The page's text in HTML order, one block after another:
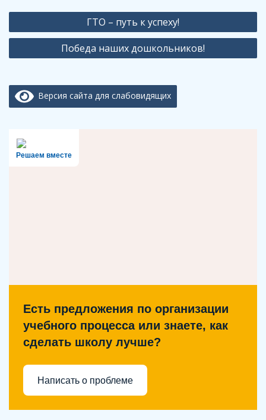
Навигация
по
ГТО – путь к успеху!
Победа наших дошкольников!
Версия сайта для слабовидящих
Решаем вместе
Есть предложения по организации
учебного процесса или знаете, как
сделать школу лучше?
Написать о проблеме